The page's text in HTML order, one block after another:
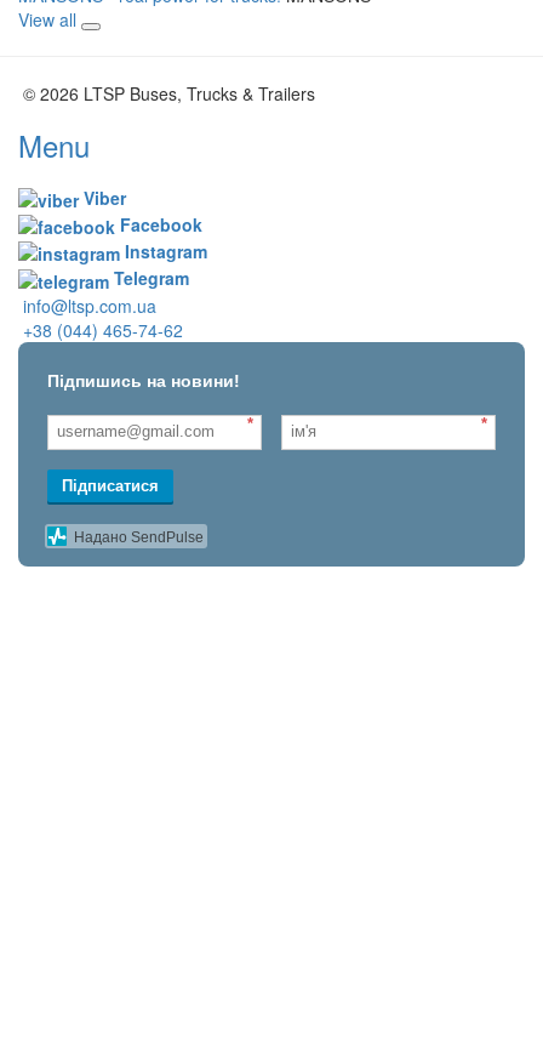
View all
© 2026 LTSP Buses, Trucks & Trailers
Menu
Viber
Facebook
Instagram
Telegram
info@ltsp.com.ua
+38 (044) 465-74-62
Підпишись на новини!
* *
Підписатися
Надано SendPulse